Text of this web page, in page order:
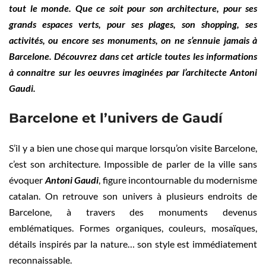
tout le monde. Que ce soit pour son architecture, pour ses
grands espaces verts, pour ses plages, son shopping, ses
activités, ou encore ses monuments, on ne s’ennuie jamais à
Barcelone. Découvrez dans cet article toutes les informations
à connaitre sur les oeuvres imaginées par l’architecte Antoni
Gaudi.
Barcelone et l’univers de Gaudí
S’il y a bien une chose qui marque lorsqu’on visite Barcelone,
c’est son architecture. Impossible de parler de la ville sans
évoquer AntoniGaudi, figure incontournable du modernisme
catalan. On retrouve son univers à plusieurs endroits de
Barcelone, à travers des monuments devenus
emblématiques. Formes organiques, couleurs, mosaïques,
détails inspirés par la nature… son style est immédiatement
reconnaissable.